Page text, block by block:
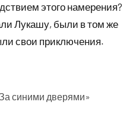
этого намерения?
Лукашу, были в том же
свои приключения.
синими дверями»